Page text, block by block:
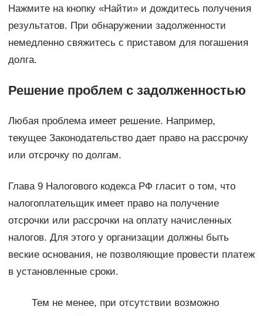
Нажмите на кнопку «Найти» и дождитесь получения
результатов. При обнаружении задолженности
немедленно свяжитесь с приставом для погашения
долга.
Решение проблем с задолженностью
Любая проблема имеет решение. Например,
текущее Законодательство дает право на рассрочку
или отсрочку по долгам.
Глава 9 Налогового кодекса РФ гласит о том, что
налогоплательщик имеет право на получение
отсрочки или рассрочки на оплату начисленных
налогов. Для этого у организации должны быть
веские основания, не позволяющие провести платеж
в установленные сроки.
Тем не менее, при отсутствии возможно